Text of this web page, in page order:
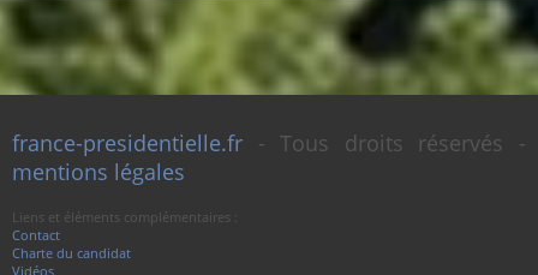
france-presidentielle.fr - Tous droits réservés -
mentions légales
Liens et éléments complémentaires :
Contact
Charte du candidat
Vidéos